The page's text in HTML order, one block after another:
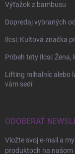
Výťažok z bambusu
Dopredaj vybraných
Ilcsi: Kultová značka
Príbeh tety Ilcsi:
Lifting mihalníc alebo
vám sedí
ODOBERAŤ
Vložte svoj e-mail a
produktoch na našom